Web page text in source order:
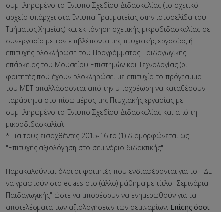
συμπληρωμένο το Έντυπο Σχεδίου Διδασκαλίας (το σχετικό
αρχείο υπάρχει στα Έντυπα Γραμματείας στην ιστοσελίδα του
Τμήματος Χημείας) και εκπόνηση σχετικής μικροδιδασκαλίας σε
συνεργασία με τον επιβλέποντα της πτυχιακής εργασίας ή
επιτυχής ολοκλήρωση του Προγράμματος Παιδαγωγικής
επάρκειας του Μουσείου Επιστημών και Τεχνολογίας (οι
φοιτητές που έχουν ολοκληρώσει με επιτυχία το πρόγραμμα
του ΜΕΤ απαλλάσσονται από την υποχρέωση να καταθέσουν
παράρτημα στο πίσω μέρος της Πτυχιακής εργασίας με
συμπληρωμένο το Έντυπο Σχεδίου Διδασκαλίας και από τη
μικροδιδασκαλία).
* Για τους εισαχθέντες 2015-16 το (1) διαμορφώνεται ως
"Επιτυχής αξιολόγηση στo σεμινάριo διδακτικής".
Παρακαλούνται όλοι οι φοιτητές που ενδιαφέρονται για το ΠΔΕ
να γραφτούν στο eclass στο (άλλο) μάθημα με τίτλο "Σεμινάρια
Παιδαγωγικής" ώστε να μπορέσουν να ενημερωθούν για τα
αποτελέσματα των αξιολογήσεων των σεμιναρίων. Επίσης όσοι